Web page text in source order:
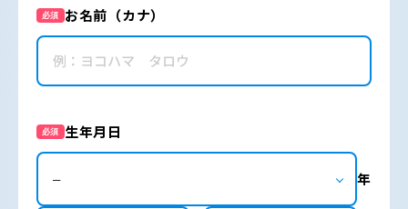
必須 お名前（カナ）
必須 生年月日
年